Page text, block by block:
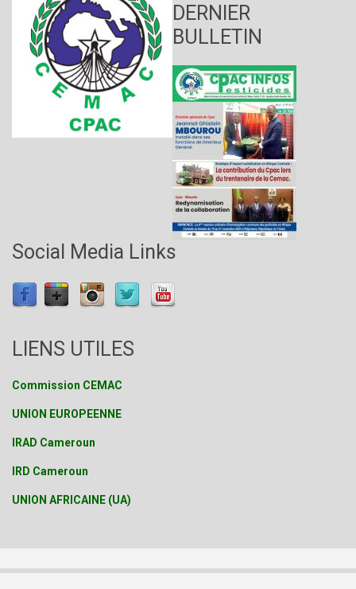
DERNIER
BULLETIN
Social Media Links
LIENS UTILES
Commission CEMAC
UNION EUROPEENNE
IRAD Cameroun
IRD Cameroun
UNION AFRICAINE (UA)